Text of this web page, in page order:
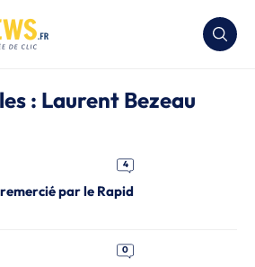
: Laurent Bezeau
4
par le Rapid
0